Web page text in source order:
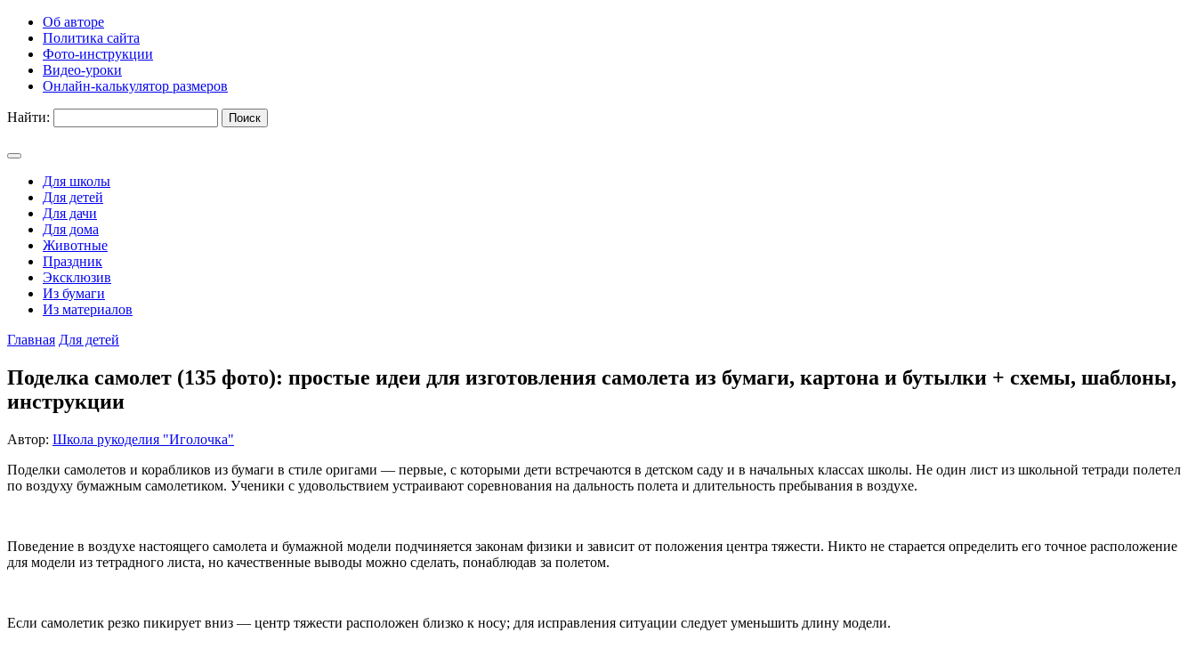
Об авторе
Политика сайта
Фото-инструкции
Видео-уроки
Онлайн-калькулятор размеров
Найти:
Для школы
Для детей
Для дачи
Для дома
Животные
Праздник
Эксклюзив
Из бумаги
Из материалов
Главная Для детей
Поделка самолет (135 фото): простые идеи для изготовления самолета из бумаги, картона и бутылки + схемы, шаблоны,
инструкции
Автор: Школа рукоделия "Иголочка"
Поделки самолетов и корабликов из бумаги в стиле оригами — первые, с которыми дети встречаются в детском саду и в начальных классах школы. Не один лист из школьной тетради полетел
по воздуху бумажным самолетиком. Ученики с удовольствием устраивают соревнования на дальность полета и длительность пребывания в воздухе.
Поведение в воздухе настоящего самолета и бумажной модели подчиняется законам физики и зависит от положения центра тяжести. Никто не старается определить его точное расположение
для модели из тетрадного листа, но качественные выводы можно сделать, понаблюдав за полетом.
Если самолетик резко пикирует вниз — центр тяжести расположен близко к носу; для исправления ситуации следует уменьшить длину модели.